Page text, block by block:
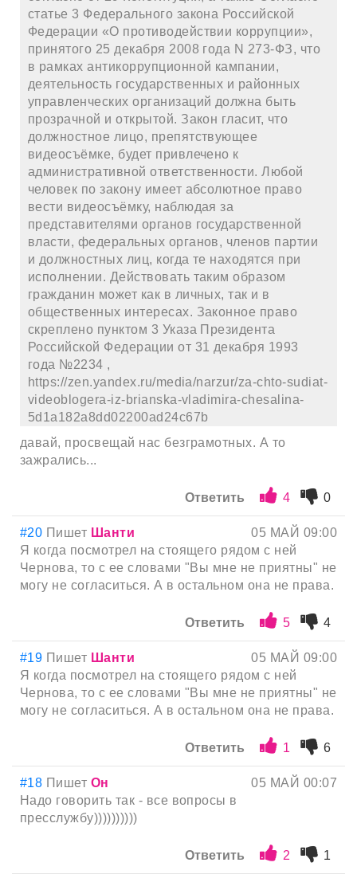
статье 3 Федерального закона Российской
Федерации «О противодействии коррупции»,
принятого 25 декабря 2008 года N 273-ФЗ, что
в рамках антикоррупционной кампании,
деятельность государственных и районных
управленческих организаций должна быть
прозрачной и открытой. Закон гласит, что
должностное лицо, препятствующее
видеосъёмке, будет привлечено к
административной ответственности. Любой
человек по закону имеет абсолютное право
вести видеосъёмку, наблюдая за
представителями органов государственной
власти, федеральных органов, членов партии
и должностных лиц, когда те находятся при
исполнении. Действовать таким образом
гражданин может как в личных, так и в
общественных интересах. Законное право
скреплено пунктом 3 Указа Президента
Российской Федерации от 31 декабря 1993
года №2234 ,
https://zen.yandex.ru/media/narzur/za-chto-sudiat-
videoblogera-iz-brianska-vladimira-chesalina-
5d1a182a8dd02200ad24c67b
давай, просвещай нас безграмотных. А то
зажрались...
Ответить 4 0
#20 Пишет Шанти
05 МАЙ 09:00
Я когда посмотрел на стоящего рядом с ней
Чернова, то с ее словами "Вы мне не приятны" не
могу не согласиться. А в остальном она не права.
Ответить 5 4
#19 Пишет Шанти
05 МАЙ 09:00
Я когда посмотрел на стоящего рядом с ней
Чернова, то с ее словами "Вы мне не приятны" не
могу не согласиться. А в остальном она не права.
Ответить 1 6
#18 Пишет Он
05 МАЙ 00:07
Надо говорить так - все вопросы в
пресслужбу))))))))))
Ответить 2 1